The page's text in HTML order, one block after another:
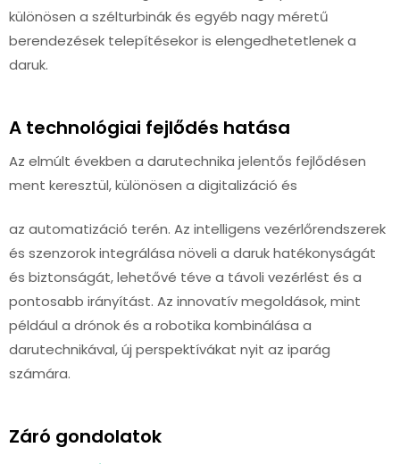
különösen a szélturbinák és egyéb nagy méretű
berendezések telepítésekor is elengedhetetlenek a
daruk.
A technológiai fejlődés hatása
Az elmúlt években a darutechnika jelentős fejlődésen
ment keresztül, különösen a digitalizáció és
az automatizáció terén. Az intelligens vezérlőrendszerek
és szenzorok integrálása növeli a daruk hatékonyságát
és biztonságát, lehetővé téve a távoli vezérlést és a
pontosabb irányítást. Az innovatív megoldások, mint
például a drónok és a robotika kombinálása a
darutechnikával, új perspektívákat nyit az iparág
számára.
Záró gondolatok